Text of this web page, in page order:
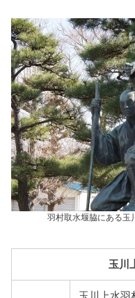
羽村取水堰脇にある玉
玉川
玉川上水羽